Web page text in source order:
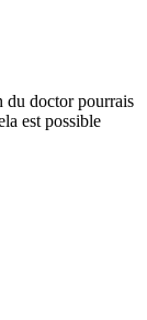
du doctor pourrais
est possible